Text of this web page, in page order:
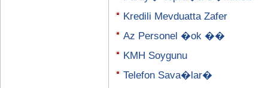
Kredili Mevduatta Zafer
Az Personel �ok ��
KMH Soygunu
Telefon Sava�lar�